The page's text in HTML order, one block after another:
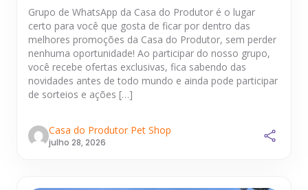
Grupo de WhatsApp da Casa do Produtor é o lugar
certo para você que gosta de ficar por dentro das
melhores promoções da Casa do Produtor, sem perder
nenhuma oportunidade! Ao participar do nosso grupo,
você recebe ofertas exclusivas, fica sabendo das
novidades antes de todo mundo e ainda pode participar
de sorteios e ações […]
Casa do Produtor Pet Shop
julho 28, 2026